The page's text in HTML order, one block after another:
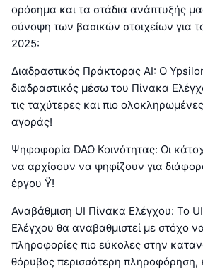
ορόσημα και τα στάδια ανάπτυξής
σύνοψη των βασικών στοιχείων για
2025:
Διαδραστικός Πράκτορας AI: Ο
διαδραστικός μέσω του Πίνακα
τις ταχύτερες και πιο
αγοράς!
Ψηφοφορία DAO Κοινότητας: Οι
να αρχίσουν να ψηφίζουν για
έργου Ÿ!
Αναβάθμιση UI Πίνακα Ελέγχου: Το
Ελέγχου θα αναβαθμιστεί με στόχο
πληροφορίες πιο εύκολες στην
θόρυβος περισσότερη πληροφόρηση,